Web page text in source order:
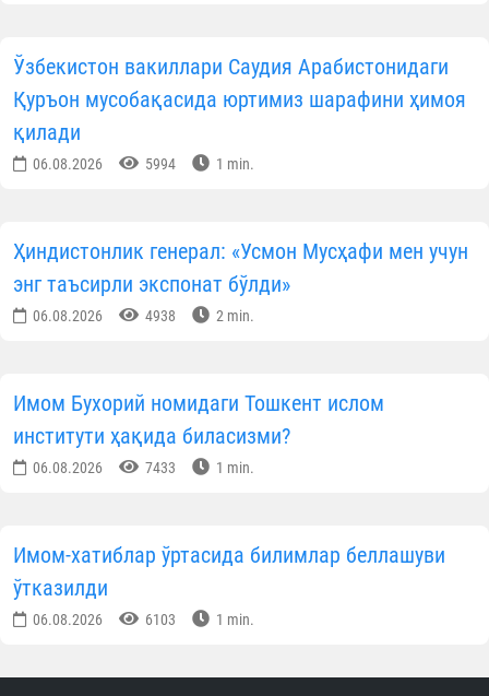
Ўзбекистон вакиллари Саудия Арабистонидаги
Қуръон мусобақасида юртимиз шарафини ҳимоя
қилади
06.08.2026 5994 1 min.
Ҳиндистонлик генерал: «Усмон Мусҳафи мен учун
энг таъсирли экспонат бўлди»
06.08.2026 4938 2 min.
Имом Бухорий номидаги Тошкент ислом
институти ҳақида биласизми?
06.08.2026 7433 1 min.
Имом-хатиблар ўртасида билимлар беллашуви
ўтказилди
06.08.2026 6103 1 min.